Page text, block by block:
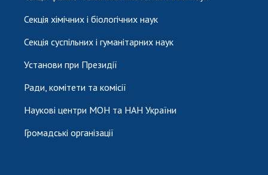
Секція хімічних і біологічних наук
Секція суспільних і гуманітарних наук
Установи при Президії
Ради, комітети та комісії
Наукові центри МОН та НАН України
Громадські організації